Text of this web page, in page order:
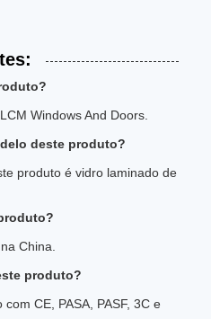
Windows And Doors.
deste produto?
produto é vidro laminado de
China.
produto?
CE, PASA, PASF, 3C e